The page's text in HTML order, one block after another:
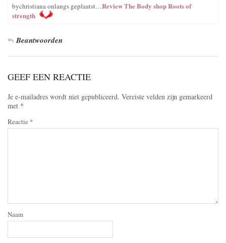
bychristiana onlangs geplaatst…Review The Body shop Roots of
strength
Beantwoorden
GEEF EEN REACTIE
Je e-mailadres wordt niet gepubliceerd. Vereiste velden zijn gemarkeerd
met *
Reactie *
Naam